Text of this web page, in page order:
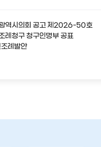
역시의회 공고 제2026-50호
례청구 청구인명부 공표
조례발안